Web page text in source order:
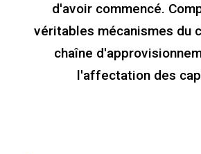
d'avoir commencé.
véritables mécanismes du
chaîne
l'affectation des